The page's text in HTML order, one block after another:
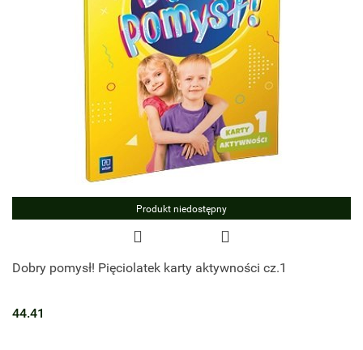
Produkt niedostępny
Dobry pomysł! Pięciolatek karty aktywności cz.1
44.41